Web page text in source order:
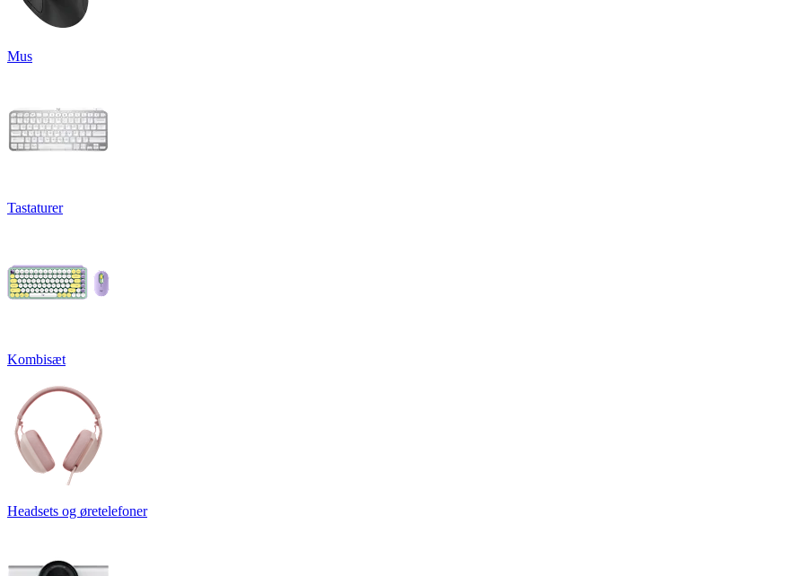
Mus
Tastaturer
Kombisæt
Headsets og øretelefoner